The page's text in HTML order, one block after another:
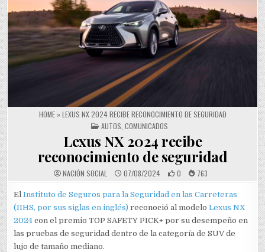
HOME»LEXUS NX 2024 RECIBE RECONOCIMIENTO DE SEGURIDAD
POSTED IN
AUTOS COMUNICADOS
Lexus NX 2024 recibe
reconocimiento de seguridad
NACIÓN SOCIAL 07/08/2024 0 763
ElInstituto de Seguros para la Seguridad en las Carreteras
(IIHS, por sus siglas en inglés) reconoció al modeloLexus NX
2024 con el premio TOP SAFETY PICK+ por su desempeño en
las pruebas de seguridad dentro de la categoría de SUV de
lujo de tamaño mediano.